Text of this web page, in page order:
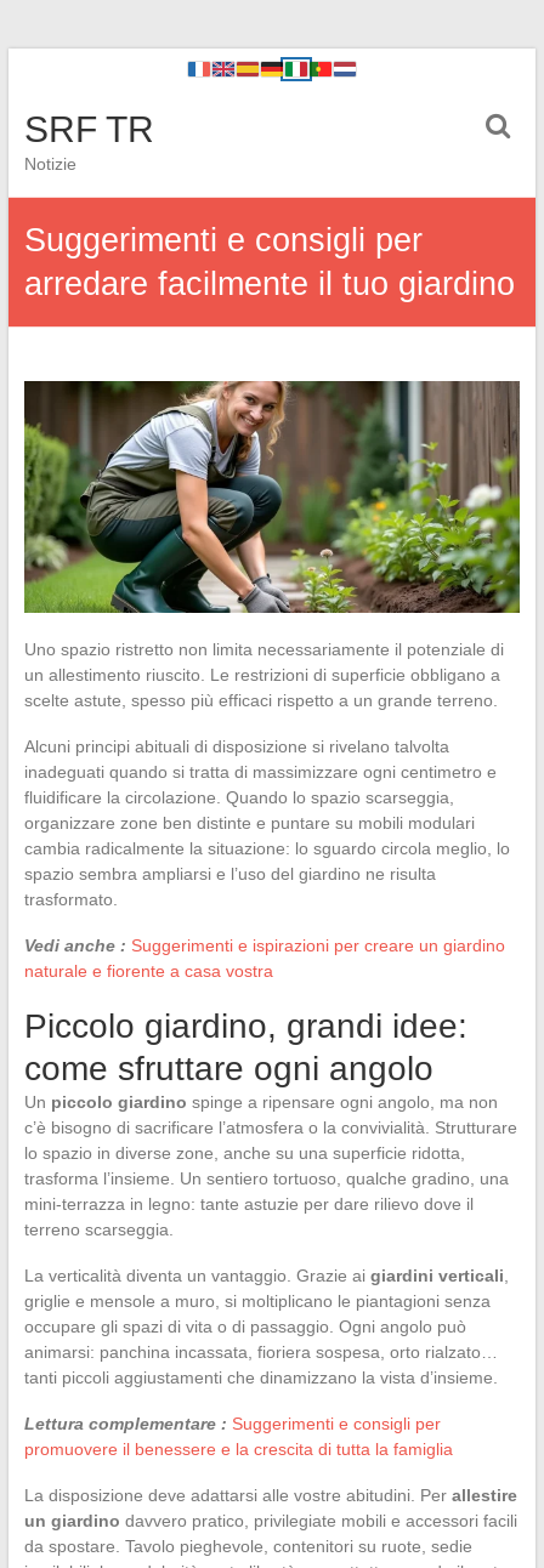
SRF TR
Notizie
Suggerimenti e consigli per
arredare facilmente il tuo giardino
Uno spazio ristretto non limita necessariamente il potenziale di
un allestimento riuscito. Le restrizioni di superficie obbligano a
scelte astute, spesso più efficaci rispetto a un grande terreno.
Alcuni principi abituali di disposizione si rivelano talvolta
inadeguati quando si tratta di massimizzare ogni centimetro e
fluidificare la circolazione. Quando lo spazio scarseggia,
organizzare zone ben distinte e puntare su mobili modulari
cambia radicalmente la situazione: lo sguardo circola meglio, lo
spazio sembra ampliarsi e l’uso del giardino ne risulta
trasformato.
Vedi anche : Suggerimenti e ispirazioni per creare un giardino
naturale e fiorente a casa vostra
Piccolo giardino, grandi idee:
come sfruttare ogni angolo
Un piccolo giardino spinge a ripensare ogni angolo, ma non
c’è bisogno di sacrificare l’atmosfera o la convivialità. Strutturare
lo spazio in diverse zone, anche su una superficie ridotta,
trasforma l’insieme. Un sentiero tortuoso, qualche gradino, una
mini-terrazza in legno: tante astuzie per dare rilievo dove il
terreno scarseggia.
La verticalità diventa un vantaggio. Grazie ai giardini verticali
griglie e mensole a muro, si moltiplicano le piantagioni senza
occupare gli spazi di vita o di passaggio. Ogni angolo può
animarsi: panchina incassata, fioriera sospesa, orto rialzato…
tanti piccoli aggiustamenti che dinamizzano la vista d’insieme.
Lettura complementare : Suggerimenti e consigli per
promuovere il benessere e la crescita di tutta la famiglia
La disposizione deve adattarsi alle vostre abitudini. Per allestire
un giardino davvero pratico, privilegiate mobili e accessori facili
da spostare. Tavolo pieghevole, contenitori su ruote, sedie